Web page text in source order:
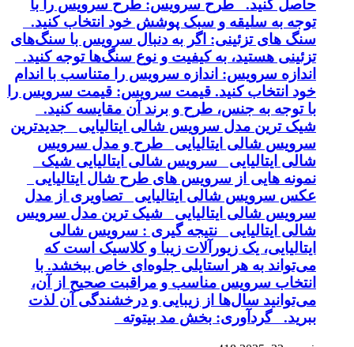
حاصل کنید. طرح سرویس: طرح سرویس را با
توجه به سلیقه و سبک پوشش خود انتخاب کنید.
سنگ های تزئینی: اگر به دنبال سرویس با سنگ‌های
تزئینی هستید، به کیفیت و نوع سنگ‌ها توجه کنید.
اندازه سرویس: اندازه سرویس را متناسب با اندام
خود انتخاب کنید. قیمت سرویس: قیمت سرویس را
با توجه به جنس، طرح و برند آن مقایسه کنید.
شیک ترین مدل سرویس شالی ایتالیایی جدیدترین
سرویس شالی ایتالیایی طرح و مدل سرویس
شالی ایتالیایی سرویس شالی ایتالیایی شیک
نمونه هایی از سرویس های طرح شال ایتالیایی
عکس سرویس شالی ایتالیایی تصاویری از مدل
سرویس شالی ایتالیایی شیک ترین مدل سرویس
شالی ایتالیایی نتیجه گیری : سرویس شالی
ایتالیایی، یک زیورآلات زیبا و کلاسیک است که
می‌تواند به هر استایلی جلوه‌ای خاص ببخشد. با
انتخاب سرویس مناسب و مراقبت صحیح از آن،
می‌توانید سال‌ها از زیبایی و درخشندگی آن لذت
ببرید. گردآوری: بخش مد بیتوته